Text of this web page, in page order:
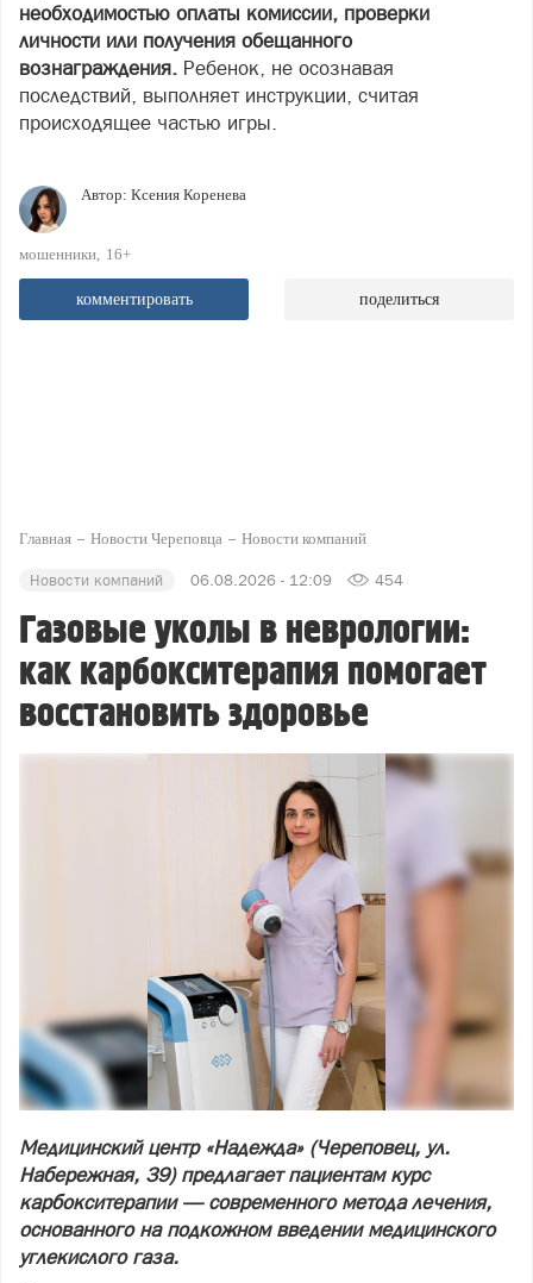
необходимостью оплаты комиссии, проверки
личности или получения обещанного
вознаграждения. Ребенок, не осознавая
последствий, выполняет инструкции, считая
происходящее частью игры.
Автор: Ксения Коренева
мошенники 16+
комментировать поделиться
Главная Новости Череповца Новости компаний
Новости компаний 06.08.2026 - 12:09 454
Газовые уколы в неврологии:
как карбокситерапия помогает
восстановить здоровье
Медицинский центр «Надежда» (Череповец, ул.
Набережная, 39) предлагает пациентам курс
карбокситерапии — современного метода лечения,
основанного на подкожном введении медицинского
углекислого газа.